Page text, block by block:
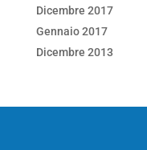
Dicembre 2017
Gennaio 2017
Dicembre 2013